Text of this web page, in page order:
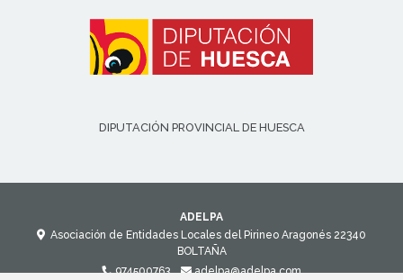
DIPUTACIÓN PROVINCIAL DE HUESCA
ADELPA
Asociación de Entidades Locales del Pirineo Aragonés 22340
BOLTAÑA
974500763
adelpa@adelpa.com